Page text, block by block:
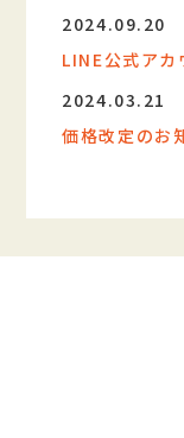
2024.09.20
LINE公式アカ
2024.03.21
価格改定のお